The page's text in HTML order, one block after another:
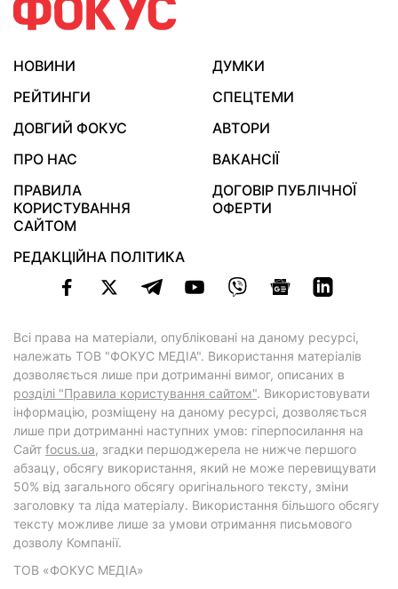
НОВИНИ
ДУМКИ
РЕЙТИНГИ
СПЕЦТЕМИ
ДОВГИЙ ФОКУС
АВТОРИ
ПРО НАС
ВАКАНСІЇ
ПРАВИЛА
КОРИСТУВАННЯ
САЙТОМ
ДОГОВІР ПУБЛІЧНОЇ
ОФЕРТИ
РЕДАКЦІЙНА ПОЛІТИКА
Всі права на матеріали, опубліковані на даному ресурсі,
належать ТОВ "ФОКУС МЕДІА". Використання матеріалів
дозволяється лише при дотриманні вимог, описаних в
розділі "Правила користування сайтом". Використовувати
інформацію, розміщену на даному ресурсі, дозволяється
лише при дотриманні наступних умов: гіперпосилання на
Cайт focus.ua, згадки першоджерела не нижче першого
абзацу, обсягу використання, який не може перевищувати
50% від загального обсягу оригінального тексту, зміни
заголовку та ліда матеріалу. Використання більшого обсягу
тексту можливе лише за умови отримання письмового
дозволу Компанії.
ТОВ «ФОКУС МЕДІА»